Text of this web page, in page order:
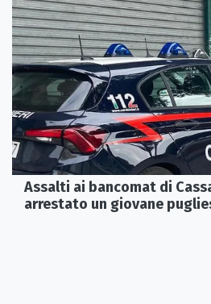
Assalti ai bancomat di
arrestato un giovane